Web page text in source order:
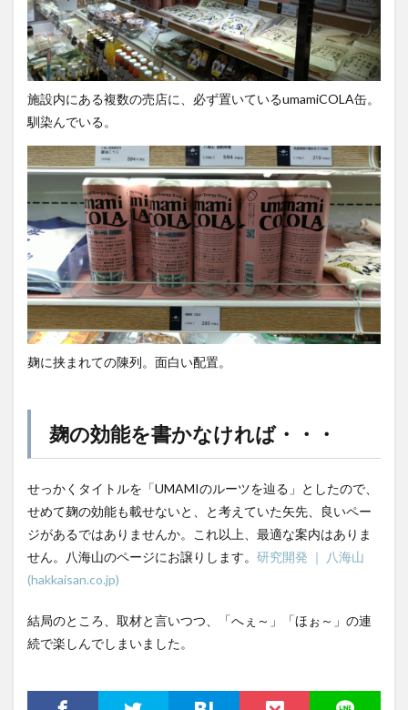
施設内にある複数の売店に、必ず置いているumamiCOLA缶。
馴染んでいる。
麹に挟まれての陳列。面白い配置。
麹の効能を書かなければ・・・
せっかくタイトルを「UMAMIのルーツを辿る」としたので、
せめて麹の効能も載せないと、と考えていた矢先、良いペー
ジがあるではありませんか。これ以上、最適な案内はありま
せん。八海山のページにお譲りします。 研究開発 ｜ 八海山
(hakkaisan.co.jp)
結局のところ、取材と言いつつ、「へぇ～」「ほぉ～」の連
続で楽しんでしまいました。